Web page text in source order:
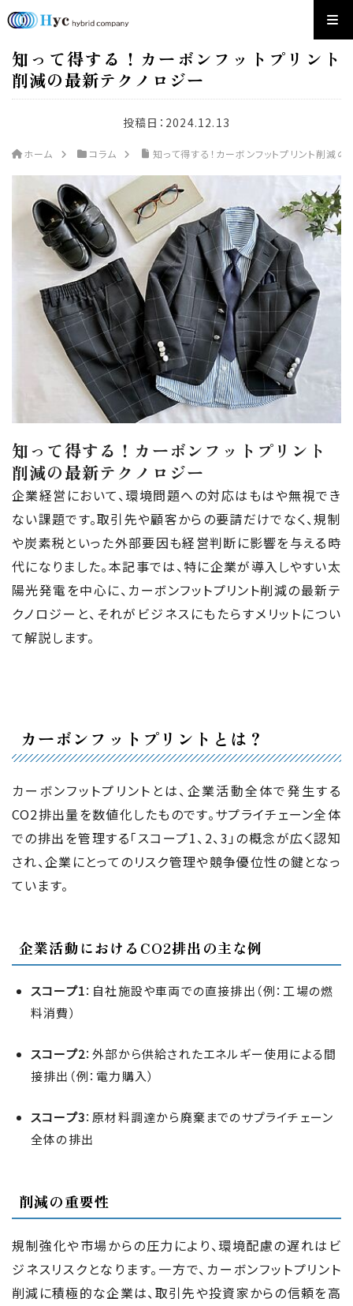
知って得する！カーボンフットプリント
削減の最新テクノロジー
投稿日： 2024.12.13
ホーム コラム 知って得する！カーボンフットプリント削減
知って得する！カーボンフットプリント
削減の最新テクノロジー
企業経営において、環境問題への対応はもはや無視でき
ない課題です。取引先や顧客からの要請だけでなく、規制
や炭素税といった外部要因も経営判断に影響を与える時
代になりました。本記事では、特に企業が導入しやすい太
陽光発電を中心に、カーボンフットプリント削減の最新テ
クノロジーと、それがビジネスにもたらすメリットについ
て解説します。
カーボンフットプリントとは？
カーボンフットプリントとは、企業活動全体で発生する
CO2排出量を数値化したものです。サプライチェーン全体
での排出を管理する「スコープ1、2、3」の概念が広く認知
され、企業にとってのリスク管理や競争優位性の鍵となっ
ています。
企業活動におけるCO2排出の主な例
スコープ1：自社施設や車両での直接排出（例：工場の燃
料消費）
スコープ2：外部から供給されたエネルギー使用による間
接排出（例：電力購入）
スコープ3：原材料調達から廃棄までのサプライチェーン
全体の排出
削減の重要性
規制強化や市場からの圧力により、環境配慮の遅れはビ
ジネスリスクとなります。一方で、カーボンフットプリント
削減に積極的な企業は、取引先や投資家からの信頼を高